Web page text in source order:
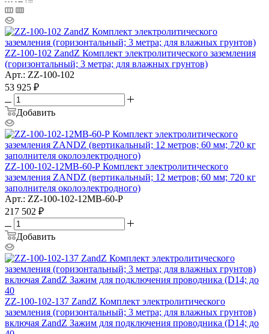
ZZ-100-102 ZandZ Комплект электролитического заземления
(горизонтальный; 3 метра; для влажных грунтов)
Арт.: ZZ-100-102
53 925 ₽
Добавить
ZZ-100-102-12МВ-60-Р Комплект электролитического
заземления ZANDZ (вертикальный; 12 метров; 60 мм; 720 кг
заполнителя околоэлектродного)
Арт.: ZZ-100-102-12МВ-60-Р
217 502 ₽
Добавить
ZZ-100-102-137 ZandZ Комплект электролитического
заземления (горизонтальный; 3 метра; для влажных грунтов)
включая ZandZ Зажим для подключения проводника (D14; до